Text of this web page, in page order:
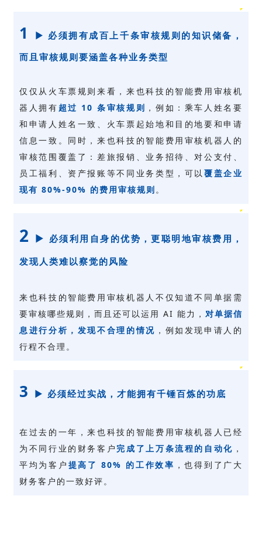
1 ► 必须拥有成百上千条审核规则的知识储备，
而且审核规则要涵盖各种业务类型
仅仅从火车票规则来看，来也科技的智能费用审核机
器人拥有 超过 10 条审核规则 ，例如：乘车人姓名要
和申请人姓名一致、火车票起始地和目的地要和申请
信息一致。同时，来也科技的智能费用审核机器人的
审核范围覆盖了：差旅报销、业务招待、对公支付、
员工福利、资产报账等不同业务类型，可以覆盖企业
现有 80%-90% 的费用审核规则。
2 ► 必须利用自身的优势，更聪明地审核费用，
发现人类难以察觉的风险
来也科技的智能费用审核机器人不仅知道不同单据需
要审核哪些规则，而且还可以运用 AI 能力， 对单据信
息进行分析，发现不合理的情况 ，例如发现申请人的
行程不合理。
3 ► 必须经过实战，才能拥有千锤百炼的功底
在过去的一年，来也科技的智能费用审核机器人已经
为不同行业的财务客户 完成了上万条流程的自动化 ，
平均为客户 提高了 80% 的工作效率 ，也得到了广大
财务客户的一致好评。